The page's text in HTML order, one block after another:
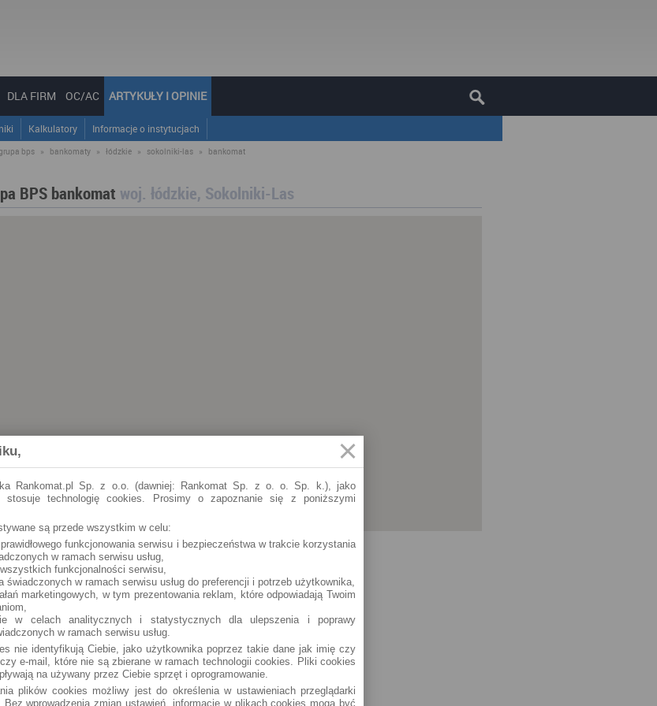
DLA FIRM OC/AC ARTYKUŁY I OPINIE
Kalkulatory Informacje o instytucjach
bps » bankomaty » łódzkie » sokolniki-las » bankomat
BPS bankomat woj. łódzkie, Sokolniki-Las
Rankomat.pl Sp. z o.o. (dawniej: Rankomat Sp. z o. o. Sp. k.), jako
stosuje technologię cookies. Prosimy o zapoznanie się z poniższymi
są przede wszystkim w celu:
funkcjonowania serwisu i bezpieczeństwa w trakcie korzystania
w ramach serwisu usług,
funkcjonalności serwisu,
świadczonych w ramach serwisu usług do preferencji i potrzeb użytkownika,
marketingowych, w tym prezentowania reklam, które odpowiadają Twoim
w celach analitycznych i statystycznych dla ulepszenia i poprawy
w ramach serwisu usług.
nie identyfikują Ciebie, jako użytkownika poprzez takie dane jak imię czy
e-mail, które nie są zbierane w ramach technologii cookies. Pliki cookies
na używany przez Ciebie sprzęt i oprogramowanie.
plików cookies możliwy jest do określenia w ustawieniach przeglądarki
Bez wprowadzenia zmian ustawień, informacje w plikach cookies mogą być